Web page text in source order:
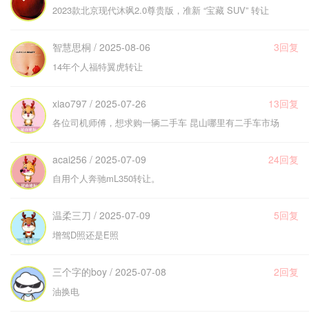
2023款北京现代沐飒2.0尊贵版，准新 “宝藏 SUV” 转让
智慧思桐 / 2025-08-06 3回复
14年个人福特翼虎转让
xiao797 / 2025-07-26 13回复
各位司机师傅，想求购一辆二手车 昆山哪里有二手车市场
acai256 / 2025-07-09 24回复
自用个人奔驰mL350转让。
温柔三刀 / 2025-07-09 5回复
增驾D照还是E照
三个字的boy / 2025-07-08 2回复
油换电